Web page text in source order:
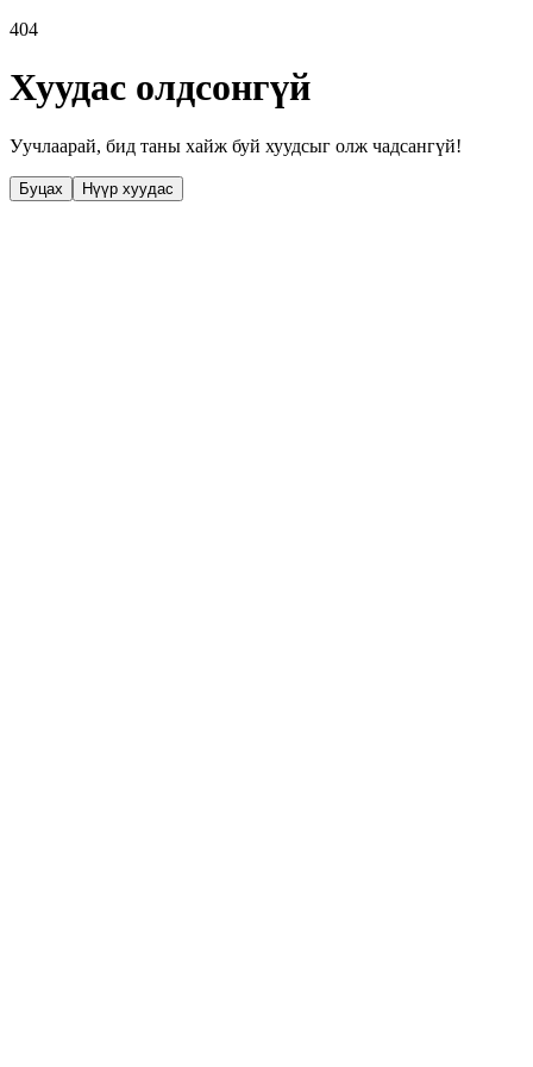
404
Хуудас олдсонгүй
Уучлаарай, бид таны хайж буй хуудсыг олж чадсангүй!
Буцах Нүүр хуудас